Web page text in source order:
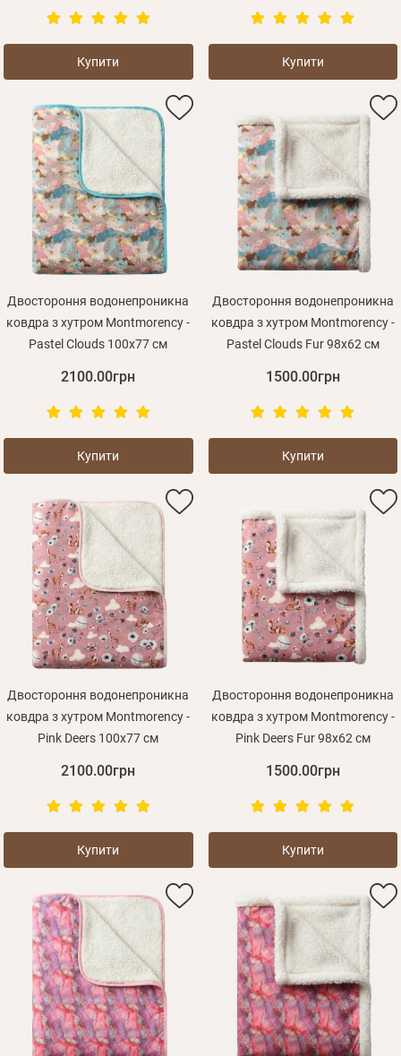
Купити Купити
Двостороння водонепроникна
ковдра з хутром Montmorency -
Pastel Clouds 100х77 см
2100.00грн
Купити
Двостороння водонепроникна
ковдра з хутром Montmorency -
Pastel Clouds Fur 98х62 см
1500.00грн
Купити
Двостороння водонепроникна
ковдра з хутром Montmorency -
Pink Deers 100х77 см
2100.00грн
Купити
Двостороння водонепроникна
ковдра з хутром Montmorency -
Pink Deers Fur 98х62 см
1500.00грн
Купити